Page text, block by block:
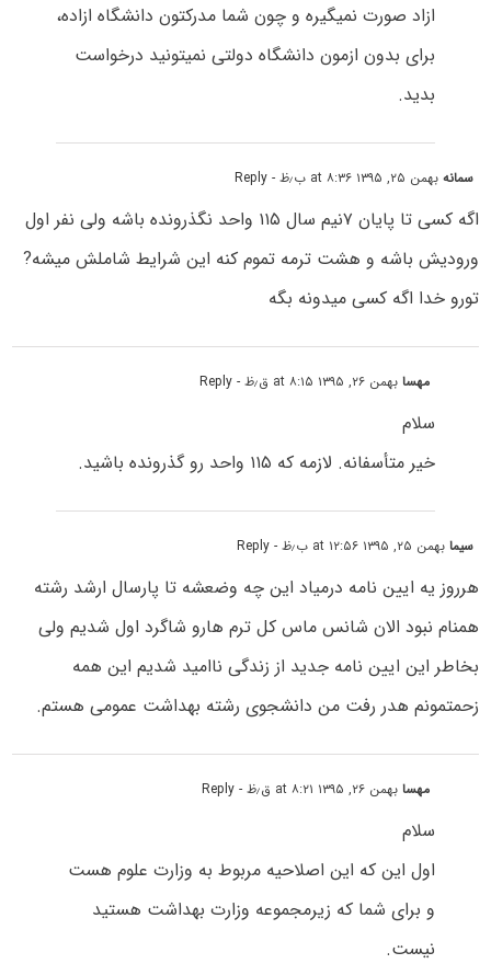
ازاد صورت نمیگیره و چون شما مدرکتون دانشگاه ازاده،
برای بدون ازمون دانشگاه دولتی نمیتونید درخواست
بدید.
سمانهبهمن ۲۵, ۱۳۹۵ at ۸:۳۶ ب٫ظ - Reply
اگه کسی تا پایان ۷نیم سال ۱۱۵ واحد نگذرونده باشه ولی نفر اول
ورودیش باشه و هشت ترمه تموم کنه این شرایط شاملش میشه?
تورو خدا اگه کسی میدونه بگه
مهسابهمن ۲۶, ۱۳۹۵ at ۸:۱۵ ق٫ظ - Reply
سلام
خیر متأسفانه. لازمه که ۱۱۵ واحد رو گذرونده باشید.
سیمابهمن ۲۵, ۱۳۹۵ at ۱۲:۵۶ ب٫ظ - Reply
هرروز یه ایین نامه درمیاد این چه وضعشه تا پارسال ارشد رشته
همنام نبود الان شانس ماس کل ترم هارو شاگرد اول شدیم ولی
بخاطر این ایین نامه جدید از زندگی ناامید شدیم این همه
زحمتمونم هدر رفت من دانشجوی رشته بهداشت عمومی هستم.
مهسابهمن ۲۶, ۱۳۹۵ at ۸:۲۱ ق٫ظ - Reply
سلام
اول این که این اصلاحیه مربوط به وزارت علوم هست
و برای شما که زیرمجموعه وزارت بهداشت هستید
نیست.